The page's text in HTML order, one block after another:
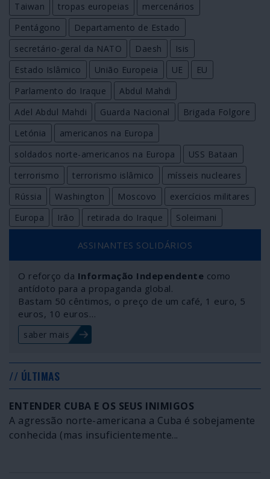
Taiwan
tropas europeias
mercenários
Pentágono
Departamento de Estado
secretário-geral da NATO
Daesh
Isis
Estado Islâmico
União Europeia UE
EU
Parlamento do Iraque
Abdul Mahdi
Adel Abdul Mahdi
Guarda Nacional
Brigada Folgore
Letónia
americanos na Europa
soldados norte-americanos na Europa
USS Bataan
terrorismo
terrorismo islâmico
mísseis nucleares
Rússia
Washington Moscovo
exercícios militares
Europa
Irão retirada do Iraque Soleimani
ASSINANTES SOLIDÁRIOS
O reforço da Informação Independente como
antídoto para a propaganda global.
Bastam 50 cêntimos, o preço de um café, 1 euro, 5
euros, 10 euros…
saber mais
// ÚLTIMAS
ENTENDER CUBA E OS SEUS INIMIGOS
A agressão norte-americana a Cuba é sobejamente
conhecida (mas insuficientemente...